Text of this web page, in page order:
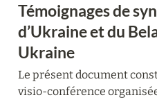
Témoignages de
d’Ukraine et du
Ukraine
Le présent document
visio-conférence